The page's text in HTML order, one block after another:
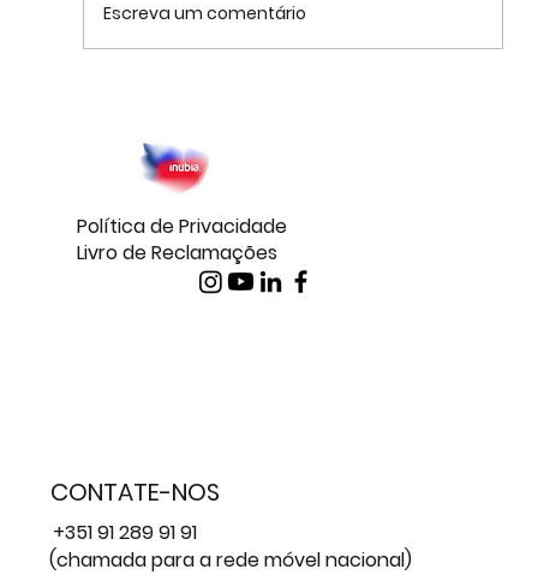
projetos em equipas pequenas?
Escreva um comentário
+351 91 289 91 91
(chamada para a rede móvel nacional)
CONTATE-NOS
Política de Privacidade
Livro de Reclamações